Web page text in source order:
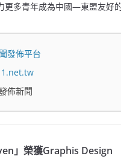
更多青年成為中國—東盟友好
發佈平台
佈新聞
」榮獲Graphis Design